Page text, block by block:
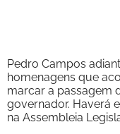
Pedro Campos
homenagens que
marcar a passagem
governador. Haverá
na Assembleia